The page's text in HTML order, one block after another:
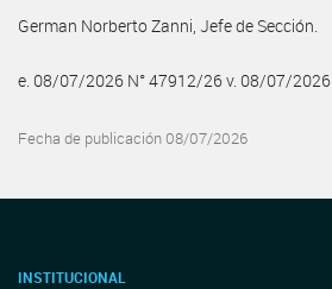
German Norberto Zanni, Jefe de Sección.
e. 08/07/2026 N° 47912/26 v. 08/07/2026
Fecha de publicación 08/07/2026
INSTITUCIONAL